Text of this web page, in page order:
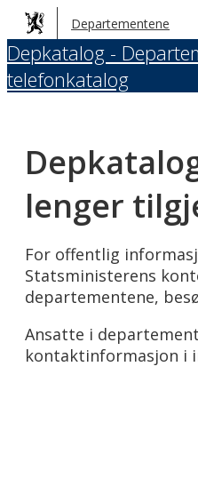
Hopp
til
hovedinnhold
Departementene
Depkatalog -
telefonkatalog
lenger
For offentlig
Statsministerens
departementene,
Ansatte i
kontaktinformasjon i